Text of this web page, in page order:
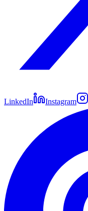
LinkedIn Instagram